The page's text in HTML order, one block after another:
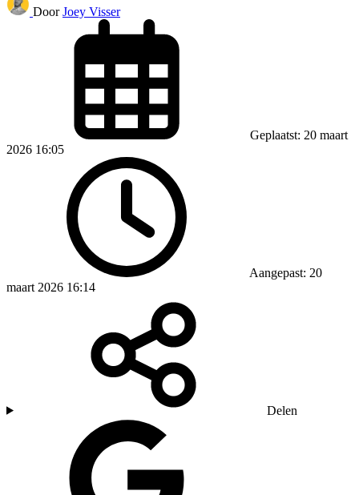
Door Joey Visser
Geplaatst: 20 maart
2026 16:05
Aangepast: 20
maart 2026 16:14
Delen